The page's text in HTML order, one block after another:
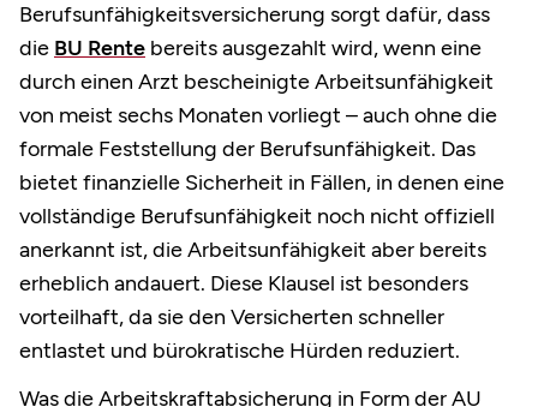
Berufsunfähigkeitsversicherung sorgt dafür, dass
die BU Rente bereits ausgezahlt wird, wenn eine
durch einen Arzt bescheinigte Arbeitsunfähigkeit
von meist sechs Monaten vorliegt – auch ohne die
formale Feststellung der Berufsunfähigkeit. Das
bietet finanzielle Sicherheit in Fällen, in denen eine
vollständige Berufsunfähigkeit noch nicht offiziell
anerkannt ist, die Arbeitsunfähigkeit aber bereits
erheblich andauert. Diese Klausel ist besonders
vorteilhaft, da sie den Versicherten schneller
entlastet und bürokratische Hürden reduziert.
Was die Arbeitskraftabsicherung in Form der AU